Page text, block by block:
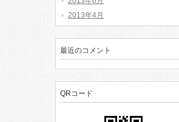
2013年4月
最近のコメント
QRコード